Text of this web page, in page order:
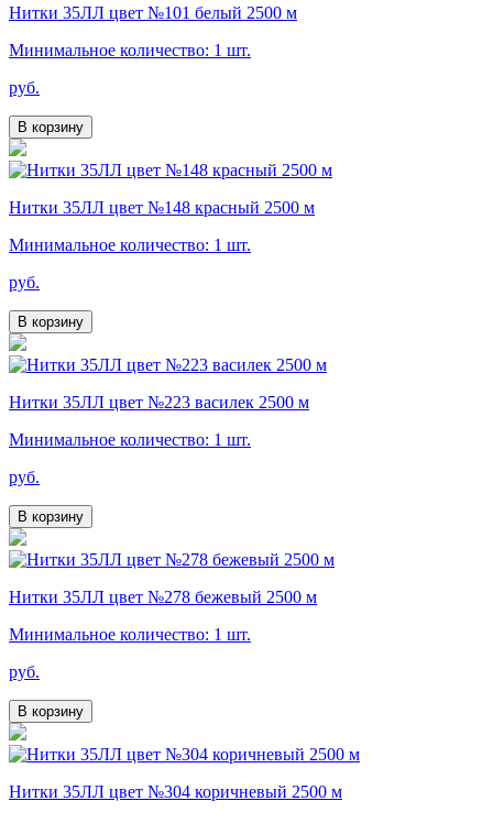
Нитки 35ЛЛ цвет №101 белый 2500 м
Минимальное количество: 1 шт.
руб.
В корзину
Нитки 35ЛЛ цвет №148 красный 2500 м
Минимальное количество: 1 шт.
руб.
В корзину
Нитки 35ЛЛ цвет №223 василек 2500 м
Минимальное количество: 1 шт.
руб.
В корзину
Нитки 35ЛЛ цвет №278 бежевый 2500 м
Минимальное количество: 1 шт.
руб.
В корзину
Нитки 35ЛЛ цвет №304 коричневый 2500 м